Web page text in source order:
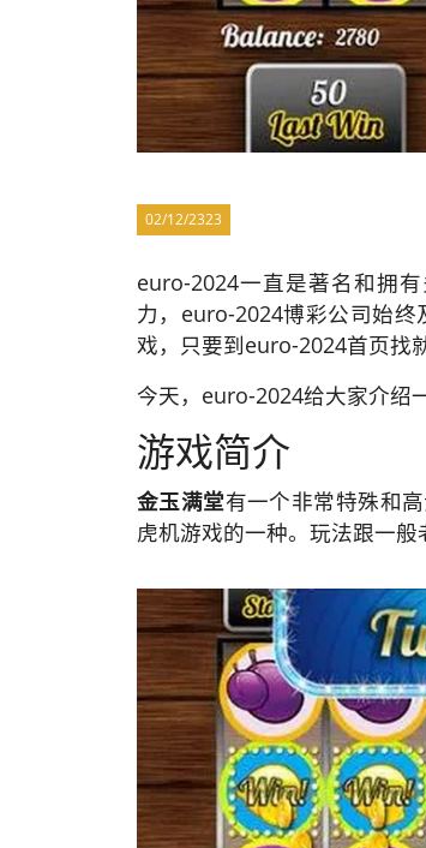
02/12/2323
euro-2024一直是著名和拥
力，euro-2024博彩公司始
戏，只要到euro-2024首页找
今天，euro-2024给大家介绍
游戏简介
金玉满堂有一个非常特殊和
虎机游戏的一种。玩法跟一般